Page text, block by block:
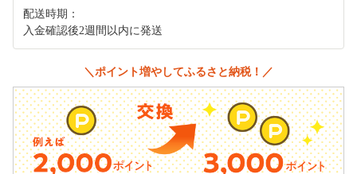
配送時期：
入金確認後2週間以内に発送
＼ポイント増やしてふるさと納税！／